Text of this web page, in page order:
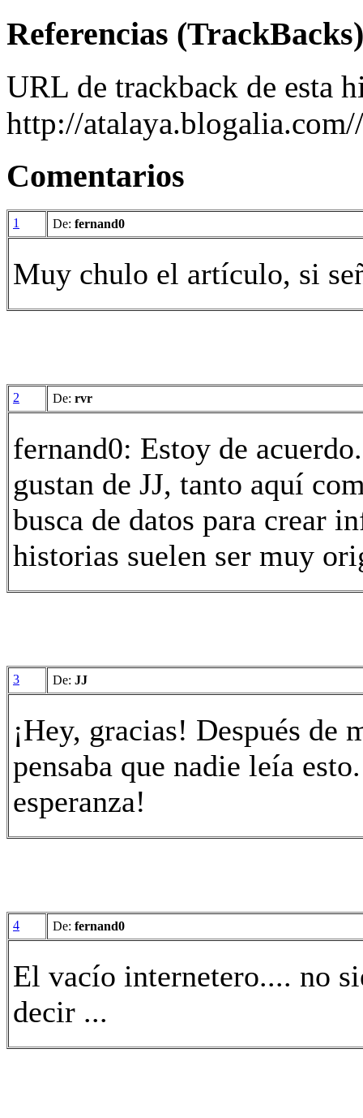
Referencias (TrackBacks)
URL de trackback de esta
http://
Comentarios
1 De: fernand0
Muy chulo el artículo, si
2 De: rvr
fernand0: Estoy de
gustan de JJ, tanto aquí
busca de datos para crear
historias suelen ser muy
3 De: JJ
¡Hey, gracias! Después
pensaba que nadie leía
esperanza!
4 De: fernand0
El vacío internetero.... no
decir ...